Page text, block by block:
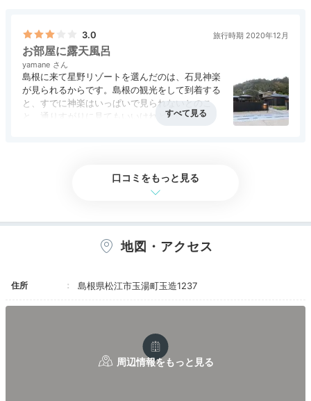
3.0 旅行時期 2020年12月
お部屋に露天風呂
yamane
島根に来て星野リゾートを選んだのは、石見神楽
が見られるからです。島根の観光をして到着する
と、すでに神楽はいっぱいで見られないとのこ
と。通りすがりに見てもいいけれどといわれ、あ
様が満足できるように、何回かに分けて行うとか
工夫してほしいと思います。お部屋についている
のに、残念です。
口コミをもっと見る
地図・アクセス
住所 島根県松江市玉湯町玉造1237